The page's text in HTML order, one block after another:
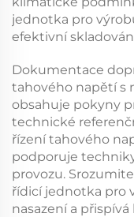
jednotka pro
efektivní
Dokumentace
tahového napětí s
obsahuje pokyny
technické
řízení tahového
podporuje
provozu.
řídicí jednotka pro
nasazení a